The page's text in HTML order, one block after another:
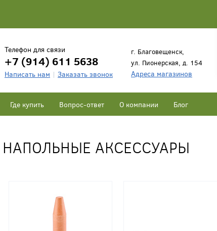
Телефон для связи
+7 (914) 611 5638
Написать нам Заказать звонок
г. Благовещенск,
ул. Пионерская, д. 154
Адреса магазинов
Где купить Вопрос-ответ О компании Блог
НАПОЛЬНЫЕ АКСЕССУАРЫ